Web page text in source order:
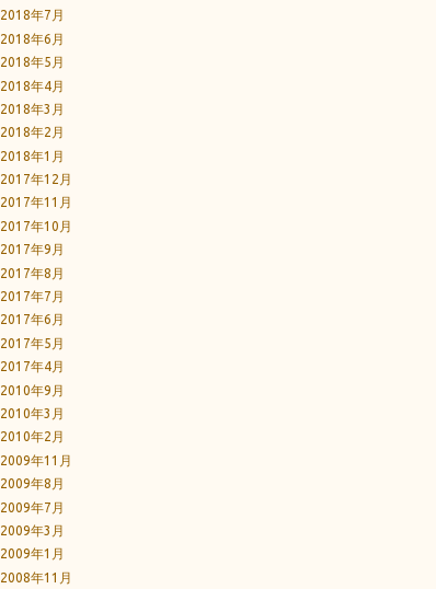
2018年7月
2018年6月
2018年5月
2018年4月
2018年3月
2018年2月
2018年1月
2017年12月
2017年11月
2017年10月
2017年9月
2017年8月
2017年7月
2017年6月
2017年5月
2017年4月
2010年9月
2010年3月
2010年2月
2009年11月
2009年8月
2009年7月
2009年3月
2009年1月
2008年11月